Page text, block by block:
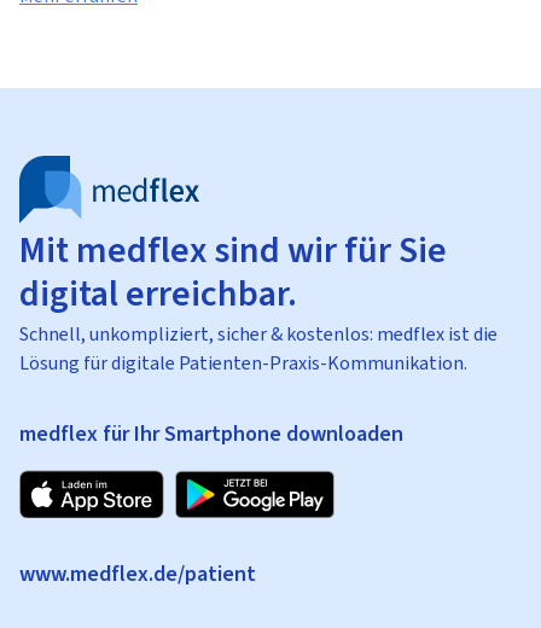
Mit medflex sind wir für Sie
digital erreichbar.
Schnell, unkompliziert, sicher & kostenlos: medflex ist die
Lösung für digitale Patienten-Praxis-Kommunikation.
medflex für Ihr Smartphone downloaden
www.medflex.de/patient